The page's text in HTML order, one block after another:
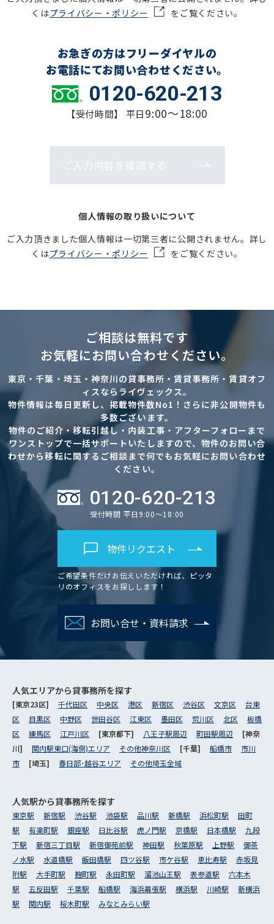
くはプライバシー・ポリシー をご覧ください。
お急ぎの方はフリーダイヤルの
お電話にてお問い合わせください。
0120-620-213
【受付時間】 平日9:00～18:00
ご入力内容を確認する
個人情報の取り扱いについて
ご入力頂きました個人情報は一切第三者に公開されません。詳し
くはプライバシー・ポリシー をご覧ください。
ご相談は無料です
お気軽にお問い合わせください。
東京・千葉・埼玉・神奈川の貸事務所・賃貸事務所・賃貸オフ
ィスならライヴェックス。
物件情報は毎日更新し、掲載物件数No1！さらに非公開物件も
多数ございます。
物件のご紹介・移転引越し・内装工事・アフターフォローまで
ワンストップで一括サポートいたしますので、物件のお問い合
わせから移転に関するご相談まで何でもお気軽にお問い合わせ
ください。
0120-620-213
受付時間 平日9:00～18:00
物件リクエスト
ご希望条件だけお伝えいただければ、ピッタ
リのオフィスをお探しします！
お問い合せ・資料請求
人気エリアから貸事務所を探す
[東京23区] 千代田区 中央区 港区 新宿区 渋谷区 文京区
台東
区
目黒区 中野区 世田谷区 江東区 墨田区 荒川区 北区
板橋
区
練馬区 江戸川区 [東京都下] 八王子駅周辺 町田駅周辺
[神奈
川] 関内駅東口(海側)エリア その他神奈川区 [千葉] 船橋市
市川
市
[埼玉] 春日部･越谷エリア その他埼玉全域
人気駅から貸事務所を探す
東京駅 新宿駅 渋谷駅 池袋駅 品川駅 新橋駅 浜松町駅
田町
駅
有楽町駅 銀座駅 日比谷駅 虎ノ門駅 京橋駅 日本橋駅
九段
下駅
新宿三丁目駅 新宿御苑前駅 神田駅 秋葉原駅 上野駅
御茶
ノ水駅
水道橋駅 飯田橋駅 四ツ谷駅 市ケ谷駅 恵比寿駅
赤坂見
附駅
大手町駅 麹町駅 永田町駅 溜池山王駅 表参道駅
六本木
駅
五反田駅 千葉駅 船橋駅 海浜幕張駅 横浜駅 川崎駅
新横浜
駅
関内駅 桜木町駅 みなとみらい駅